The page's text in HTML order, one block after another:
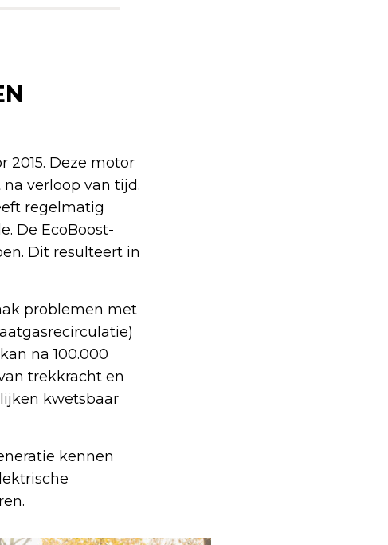
2015. Deze motor
verloop van tijd.
regelmatig
De EcoBoost-
Dit resulteert in
problemen met
na 100.000
trekkracht en
kwetsbaar
kennen